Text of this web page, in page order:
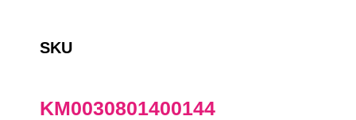
SKU
KM0030801400144